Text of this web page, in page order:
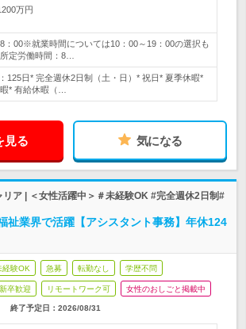
万円
：00※就業時間については10：00～19：00の選択も
定労働時間：8…
125日* 完全週休2日制（土・日）* 祝日* 夏季休暇*
* 有給休暇（…
見る 気になる
ア | ＜女性活躍中＞＃未経験OK #完全週休2日制#
祉業界で活躍【アシスタント事務】年休124
経験OK 急募 転勤なし 学歴不問
卒歓迎 リモートワーク可 女性のおしごと掲載中
終了予定日： 2026/08/31